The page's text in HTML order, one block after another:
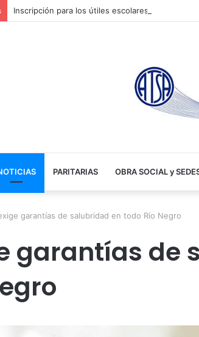
Inscripción para los útiles escolares 2026 📚✏️
PARITARIAS OBRA SOCIAL y
garantías de salubridad en todo Río Negro
garantías de